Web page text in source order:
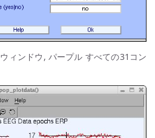
ウィンドウ, パープル すべての31コン